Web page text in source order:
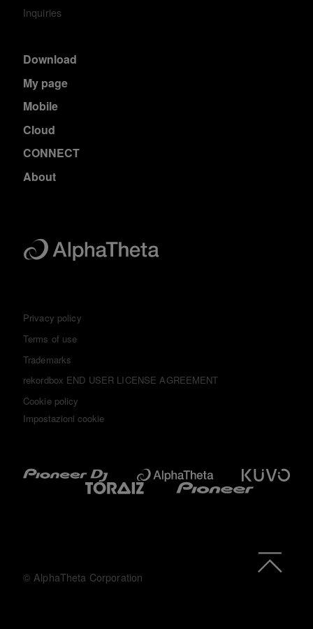
Inquiries
Download
My page
Mobile
Cloud
CONNECT
About
Privacy policy
Terms of use
Trademarks
rekordbox END USER LICENSE AGREEMENT
Cookie policy
Impostazioni cookie
© AlphaTheta Corporation